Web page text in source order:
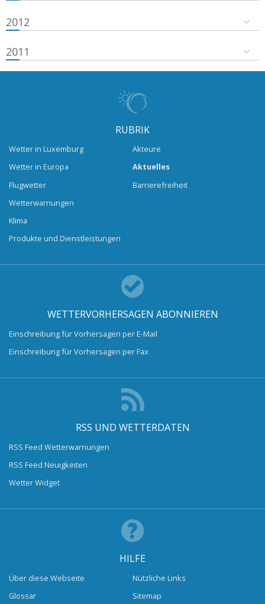
2012
2011
RUBRIK
Wetter in Luxemburg
Wetter in Europa
Flugwetter
Wetterwarnungen
Klima
Produkte und Dienstleistungen
Akteure
Aktuelles
Barrierefreiheit
WETTERVORHERSAGEN ABONNIEREN
Einschreibung für Vorhersagen per E-Mail
Einschreibung für Vorhersagen per Fax
RSS UND WETTERDATEN
RSS Feed Wetterwarnungen
RSS Feed Neuigkeiten
Wetter Widget
HILFE
Über diese Webseite
Glossar
Nützliche Links
Sitemap